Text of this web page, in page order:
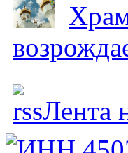
Лента